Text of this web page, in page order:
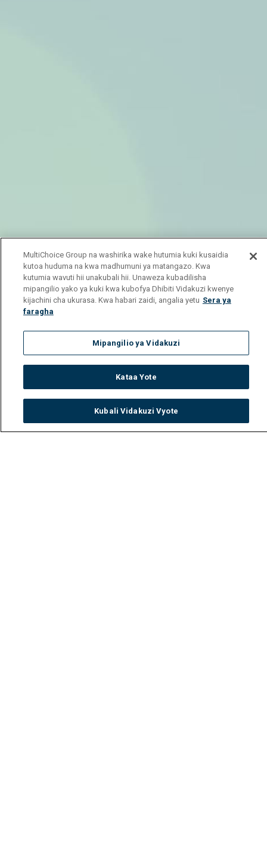
TV Guide
MultiChoice Group na washirika wake hutumia kuki kusaidia
kutoa huduma na kwa madhumuni ya matangazo. Kwa
kutumia wavuti hii unakubali hii. Unaweza kubadilisha
mipangilio yako ya kuki kwa kubofya Dhibiti Vidakuzi kwenye
kijachini cha ukurasa. Kwa habari zaidi, angalia yetu Sera ya
faragha
Mipangilio ya Vidakuzi
Kataa Yote
Kubali Vidakuzi Vyote